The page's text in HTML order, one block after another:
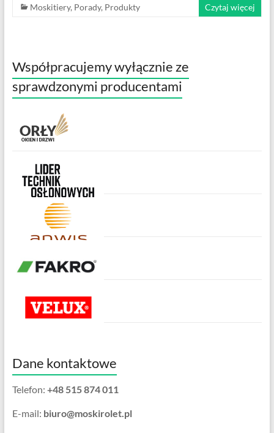
Moskitiery, Porady, Produkty Czytaj więcej
Współpracujemy wyłącznie ze
sprawdzonymi producentami
Dane kontaktowe
Telefon: +48 515 874 011
E-mail: biuro@moskirolet.pl